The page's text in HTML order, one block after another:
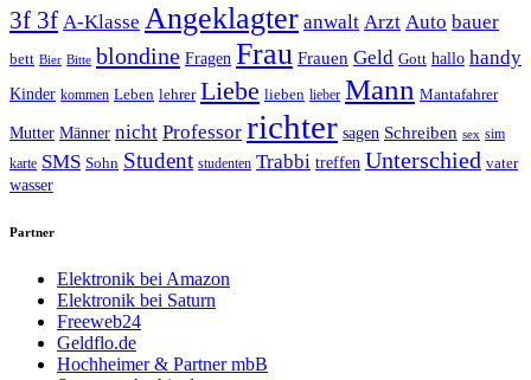
3f 3f A-Klasse Angeklagter anwalt Arzt Auto bauer
bett Bier Bitte blondine Fragen Frau Frauen Geld Gott hallo handy
Kinder kommen Leben lehrer Liebe lieben lieber Mann Mantafahrer
Mutter Männer nicht Professor richter sagen Schreiben sex sim
karte SMS Sohn Student studenten Trabbi treffen Unterschied vater
wasser
Partner
Elektronik bei Amazon
Elektronik bei Saturn
Freeweb24
Geldflo.de
Hochheimer & Partner mbB